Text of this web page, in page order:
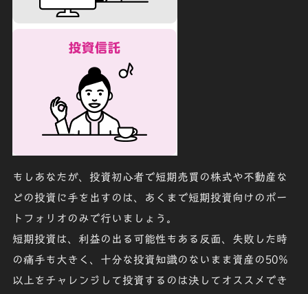
もしあなたが、投資初心者で短期売買の株式や不動産な
どの投資に手を出すのは、あくまで短期投資向けのポー
トフォリオのみで行いましょう。
短期投資は、 利益の出る可能性もある反面、 失敗した時
の痛手も大きく 、十分な投資知識のないまま資産の50％
以上をチャレンジして投資するのは決して オススメでき